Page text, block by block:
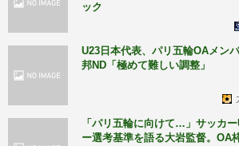
ック
U23日本代表、パリ五輪OAメン
邦ND「極めて難しい調整」
「パリ五輪に向けて…」サッカ
ー選考基準を語る大岩監督。OA